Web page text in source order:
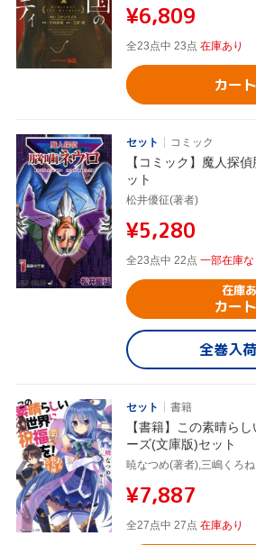
¥6,809
全23点中 23点 在庫あり
カー
セット コミック
【コミック】魔人探
ット
松井優征(著者)
¥5,280
全23点中 22点 一部在庫な
在庫
カー
全巻入
セット 書籍
【書籍】この素晴ら
ーズ(文庫版)セット
暁なつめ(著者),三嶋くろね
¥7,887
全27点中 27点 在庫あり